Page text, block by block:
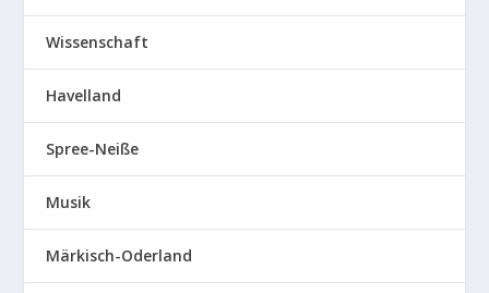
Wissenschaft
Havelland
Spree-Neiße
Musik
Märkisch-Oderland